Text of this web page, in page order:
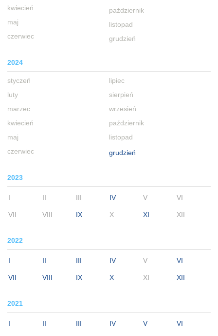
kwiecień
maj
czerwiec
październik
listopad
grudzień
2024
styczeń
luty
marzec
kwiecień
maj
czerwiec
lipiec
sierpień
wrzesień
październik
listopad
grudzień
2023
I II III IV V VI
VII VIII IX X XI XII
2022
I II III IV V VI
VII VIII IX X XI XII
2021
I II III IV V VI